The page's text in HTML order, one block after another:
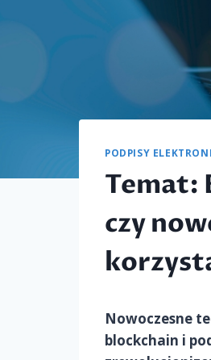
PODPISY
Temat:
czy
Nowoczesne
blockchain i